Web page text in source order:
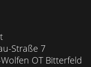
Straße 7
OT Bitterfeld